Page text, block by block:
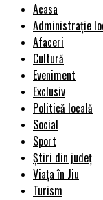
Acasa
Administrație
Afaceri
Cultură
Eveniment
Exclusiv
Politică locală
Social
Sport
Știri din județ
Viața în Jiu
Turism